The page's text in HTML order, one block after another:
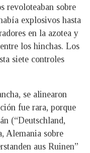
revoloteaban sobre
explosivos hasta
en la azotea y
los hinchas. Los
siete controles
se alinearon
fue rara, porque
(“Deutschland,
Alemania sobre
aus Ruinen”